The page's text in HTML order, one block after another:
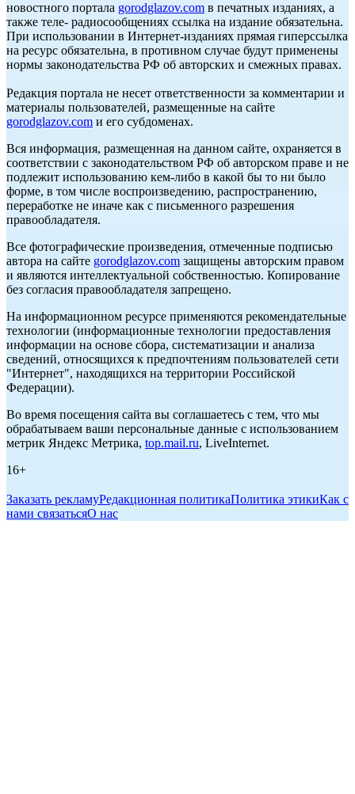
новостного портала gorodglazov.com в печатных изданиях, а
также теле- радиосообщениях ссылка на издание обязательна.
При использовании в Интернет-изданиях прямая гиперссылка
на ресурс обязательна, в противном случае будут применены
нормы законодательства РФ об авторских и смежных правах.
Редакция портала не несет ответственности за комментарии и
материалы пользователей, размещенные на сайте
gorodglazov.com и его субдоменах.
Вся информация, размещенная на данном сайте, охраняется в
соответствии с законодательством РФ об авторском праве и не
подлежит использованию кем-либо в какой бы то ни было
форме, в том числе воспроизведению, распространению,
переработке не иначе как с письменного разрешения
правообладателя.
Все фотографические произведения, отмеченные подписью
автора на сайте gorodglazov.com защищены авторским правом
и являются интеллектуальной собственностью. Копирование
без согласия правообладателя запрещено.
На информационном ресурсе применяются рекомендательные
технологии (информационные технологии предоставления
информации на основе сбора, систематизации и анализа
сведений, относящихся к предпочтениям пользователей сети
"Интернет", находящихся на территории Российской
Федерации).
Во время посещения сайта вы соглашаетесь с тем, что мы
обрабатываем ваши персональные данные с использованием
метрик Яндекс Метрика, top.mail.ru, LiveInternet.
16+
Заказать рекламуРедакционная политикаПолитика этикиКак с
нами связатьсяО нас